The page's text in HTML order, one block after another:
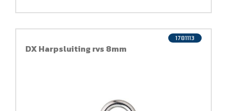
DX Harpsluiting rvs 8mm
1781113